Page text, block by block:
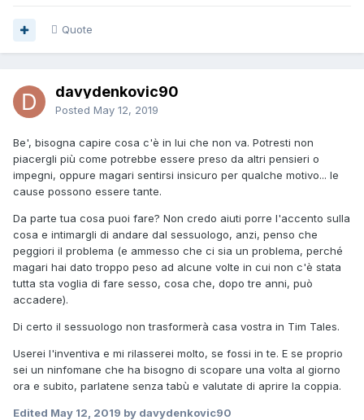
Quote
davydenkovic90
Posted May 12, 2019
Be', bisogna capire cosa c'è in lui che non va. Potresti non
piacergli più come potrebbe essere preso da altri pensieri o
impegni, oppure magari sentirsi insicuro per qualche motivo... le
cause possono essere tante.
Da parte tua cosa puoi fare? Non credo aiuti porre l'accento sulla
cosa e intimargli di andare dal sessuologo, anzi, penso che
peggiori il problema (e ammesso che ci sia un problema, perché
magari hai dato troppo peso ad alcune volte in cui non c'è stata
tutta sta voglia di fare sesso, cosa che, dopo tre anni, può
accadere).
Di certo il sessuologo non trasformerà casa vostra in Tim Tales.
Userei l'inventiva e mi rilasserei molto, se fossi in te. E se proprio
sei un ninfomane che ha bisogno di scopare una volta al giorno
ora e subito, parlatene senza tabù e valutate di aprire la coppia.
Edited May 12, 2019 by davydenkovic90